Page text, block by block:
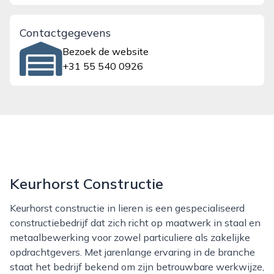
Contactgegevens
Bezoek de website
+31 55 540 0926
Keurhorst Constructie
Keurhorst constructie in lieren is een gespecialiseerd
constructiebedrijf dat zich richt op maatwerk in staal en
metaalbewerking voor zowel particuliere als zakelijke
opdrachtgevers. Met jarenlange ervaring in de branche
staat het bedrijf bekend om zijn betrouwbare werkwijze,